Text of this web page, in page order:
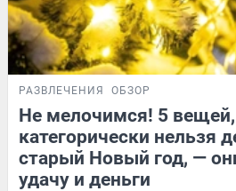
РАЗВЛЕЧЕНИЯ ОБЗОР
Не мелочимся! 5
категорически нельзя
старый Новый год, —
удачу и деньги